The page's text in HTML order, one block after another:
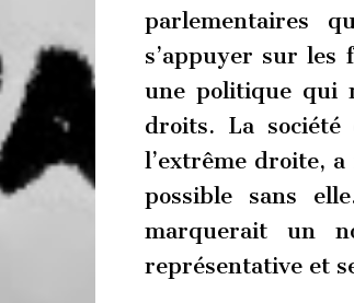
parlementaires
s’appuyer sur les
une politique qui
droits. La société
l’extrême droite,
possible sans
marquerait un
représentative et